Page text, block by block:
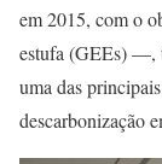
em 2015, com o
estufa (GEEs) —,
uma das
descarbonização